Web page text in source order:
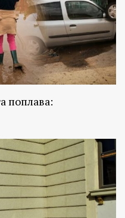
поплава: